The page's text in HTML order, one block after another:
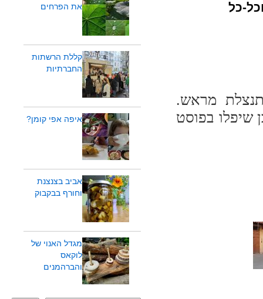
כל
מראש.
שיפלו בפוסט
את הפרחים
קללת הרשתות
החברתיות
איפה אפי קומן?
אביב בצנצנת
וחורף בבקבוק
מגדל האנוי של
לוקאס
והברהמנים